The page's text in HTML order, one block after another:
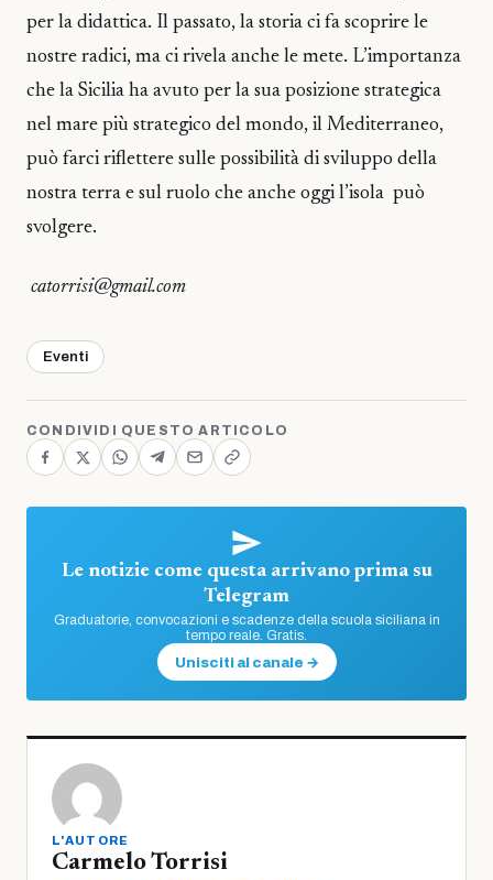
per la didattica. Il passato, la storia ci fa scoprire le
nostre radici, ma ci rivela anche le mete. L’importanza
che la Sicilia ha avuto per la sua posizione strategica
nel mare più strategico del mondo, il Mediterraneo,
può farci riflettere sulle possibilità di sviluppo della
nostra terra e sul ruolo che anche oggi l’isola può
svolgere.
catorrisi@gmail.com
Eventi
CONDIVIDI QUESTO ARTICOLO
Le notizie come questa arrivano prima su
Telegram
Graduatorie, convocazioni e scadenze della scuola siciliana in
tempo reale. Gratis.
Unisciti al canale →
L'AUTORE
Carmelo Torrisi